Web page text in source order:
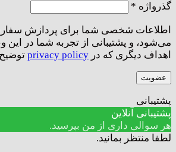
گذرواژه *
اطلاعات شخصی شما برای پردازش
می‌شود، و پشتیبانی از تجربه شما در این
اهداف دیگری که در privacy policy
عضویت
پشتیبانی
پشتیبانی آنلاین
هر سوالی داری از من بپرسید.
لطفا منتظر بمانید.